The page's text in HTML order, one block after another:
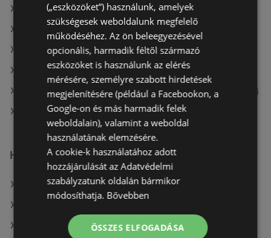
A(z) Príma aktuális akciós újságjai
A(z) AlphaZoo aktuális akciós újságjai
A(z) Family Frost aktuális akciós újságjai
A(z) Metro aktuális akciós újságjai
A(z) Fressnapf-Hungária Kft. aktuális akciós újságjai
A(z) Spar üzletei itt: Sopron-Fertődi
Hasonló kiskereskedők
A(z) Penny-Market Kft. ajánlatai
A(z) Müller HU ajánlatai
(„eszközöket”) használunk, amelyek
szükségesek weboldalunk megfelelő
működéséhez. Az ön beleegyezésével
opcionális, harmadik féltől származó
eszközöket is használunk az elérés
mérésére, személyre szabott hirdetések
megjelenítésére (például a Facebookon, a
Google-on és más harmadik felek
weboldalain), valamint a weboldal
használatának elemzésére.
A cookie-k használatához adott
hozzájárulását az Adatvédelmi
szabályzatunk oldalán bármikor
módosíthatja. Bővebben
ÖSSZES ELFOGADÁSA